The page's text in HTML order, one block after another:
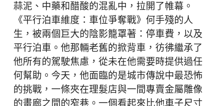
蒜泥、中藥和醋酸的混亂中，拉開了帷幕。
《平行泊車維度：車位爭奪戰》何手殘的人
生，被兩個巨大的陰影籠罩著：停車費，以及
平行泊車。他那輛老舊的掀背車，彷彿繼承了
他所有的駕駛焦慮，從未在他需要時提供過任
何幫助。今天，他面臨的是城市傳說中最恐怖
的挑戰，一條夾在理髮店與一間專賣金屬雕像